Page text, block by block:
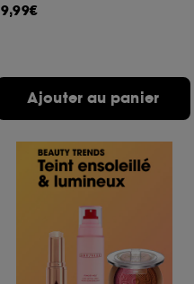
9,99€
Ajouter au panier